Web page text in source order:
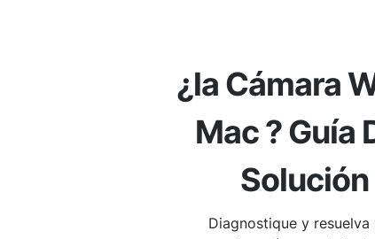
¿la Cámara
Mac ? Guía
Diagnostique y